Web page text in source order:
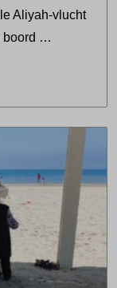
Aliyah-vlucht
boord …